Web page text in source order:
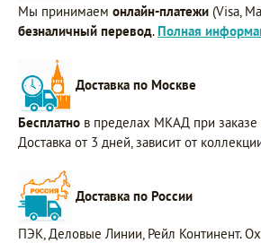
Мы принимаем онлайн-платежи (Visa,
безналичный перевод. Полная
Доставка по Москве
Бесплатно в пределах МКАД при заказе
Доставка от 3 дней, зависит от
Доставка по России
ПЭК, Деловые Линии, Рейл Континент.